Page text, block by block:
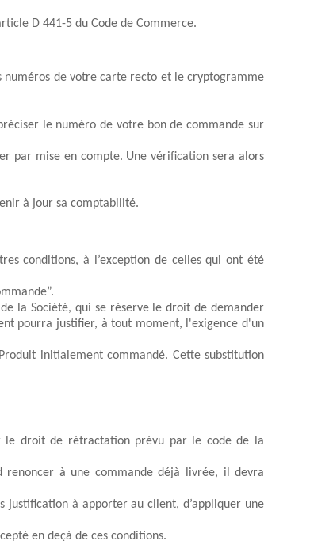
D 441-5 du Code de Commerce.
numéros de votre carte recto et le cryptogramme
le numéro de votre bon de commande sur
par mise en compte. Une vérification sera alors
à jour sa comptabilité.
conditions, à l’exception de celles qui ont été
e la Société, qui se réserve le droit de demander
pourra justifier, à tout moment, l'exigence d'un
le droit de rétractation prévu par le code de la
renoncer à une commande déjà livrée, il devra
justification à apporter au client, d’appliquer une
en deçà de ces conditions.